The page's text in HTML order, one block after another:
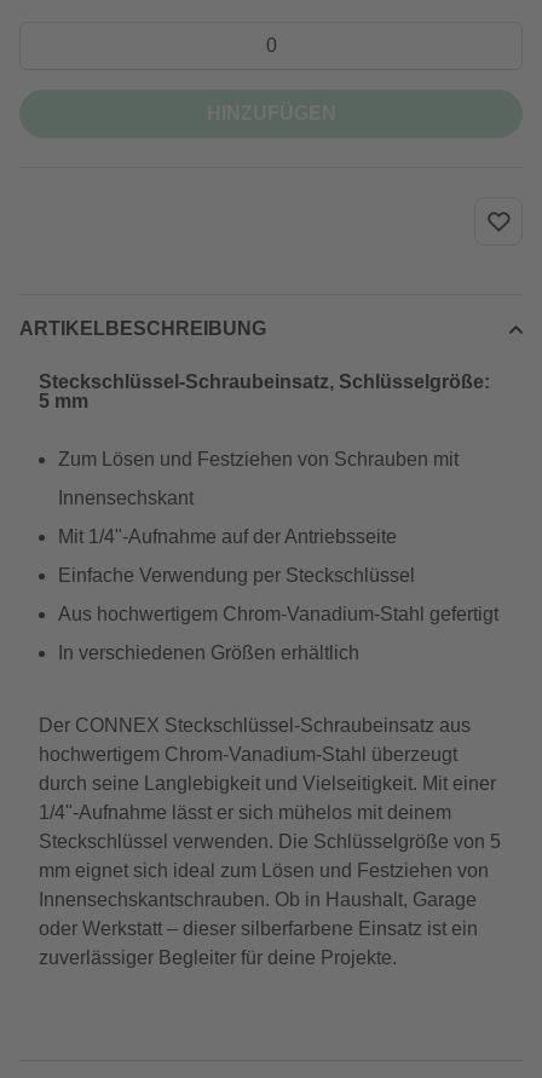
ARTIKELBESCHREIBUNG
Steckschlüssel-Schraubeinsatz, Schlüsselgröße:
5 mm
Zum Lösen und Festziehen von Schrauben mit
Innensechskant
Mit 1/4"-Aufnahme auf der Antriebsseite
Einfache Verwendung per Steckschlüssel
Aus hochwertigem Chrom-Vanadium-Stahl gefertigt
In verschiedenen Größen erhältlich
Der CONNEX Steckschlüssel-Schraubeinsatz aus
hochwertigem Chrom-Vanadium-Stahl überzeugt
durch seine Langlebigkeit und Vielseitigkeit. Mit einer
1/4"-Aufnahme lässt er sich mühelos mit deinem
Steckschlüssel verwenden. Die Schlüsselgröße von 5
mm eignet sich ideal zum Lösen und Festziehen von
Innensechskantschrauben. Ob in Haushalt, Garage
oder Werkstatt – dieser silberfarbene Einsatz ist ein
zuverlässiger Begleiter für deine Projekte.